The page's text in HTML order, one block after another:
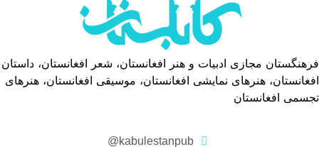
فرهنگستان مجازی ادبیات و هنر افغانستان، شعر افغانستان، داستان
افغانستان، هنرهای نمایشی افغانستان، موسیقی افغانستان، هنرهای
تجسمی افغانستان
kabulestanpub@